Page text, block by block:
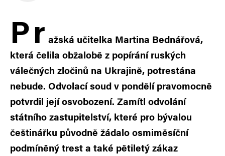
Pr ažská učitelka Martina Bednářová,
která čelila obžalobě z popírání ruských
válečných zločinů na Ukrajině, potrestána
nebude. Odvolací soud v pondělí pravomocně
potvrdil její osvobození. Zamítl odvolání
státního zastupitelství, které pro bývalou
češtinářku původně žádalo osmiměsíční
podmíněný trest a také pětiletý zákaz